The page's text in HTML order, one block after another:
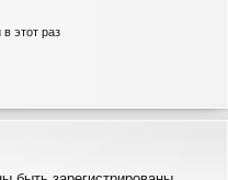
этот раз